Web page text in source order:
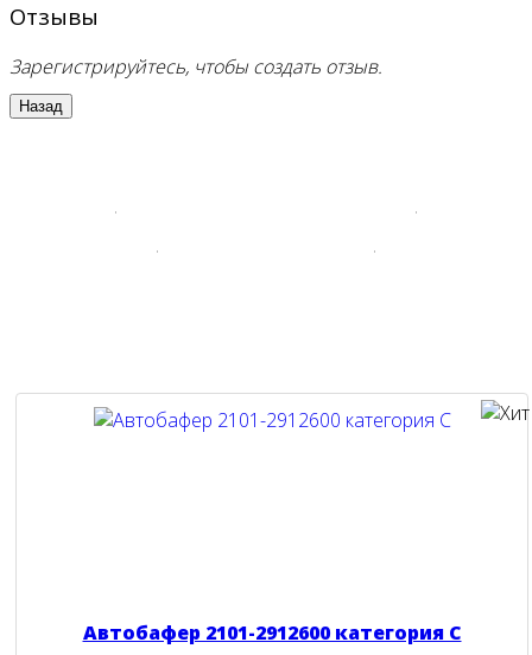
Отзывы
Зарегистрируйтесь, чтобы создать отзыв.
Автобафер 2101-2912600 категория С